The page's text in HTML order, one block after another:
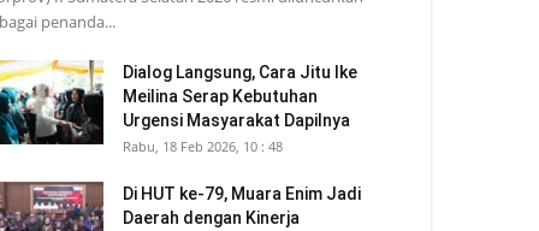
penanda...
Dialog Langsung, Cara Jitu Ike
Meilina Serap Kebutuhan
Urgensi Masyarakat Dapilnya
Rabu, 18 Feb 2026, 10 : 48
Di HUT ke-79, Muara Enim Jadi
Daerah dengan Kinerja